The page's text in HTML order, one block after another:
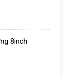
8inch